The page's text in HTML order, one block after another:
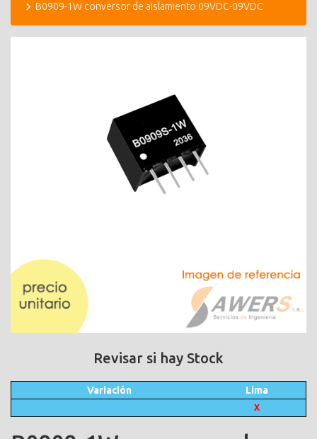
B0909-1W conversor de aislamiento 09VDC-09VDC
Revisar si hay Stock
Variación Lima
X